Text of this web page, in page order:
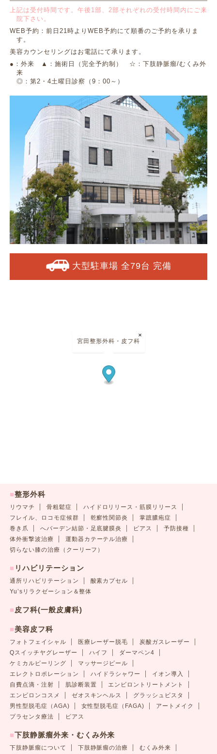
上記は受付時間です。午後1部、2部それぞれの受付時間内にご来
院下さい。
WEB予約：前日21時よりWEB予約にて順番のご予約を承りま
す。
美容カウンセリングはお電話にて承ります。
●：外来 ▲：施術日（完全予約制） ☆：下肢静脈瘤/むくみ外
来
◎：第2・4土曜日診察（9：00～）
大型駐車場 全79台 完備
×
宮田整形外科・皮フ科
■整形外科
リウマチ 骨粗鬆症
ハイドロリリース・筋膜リリース
フレイル、ロコモ症候群
乾癬性関節炎
掌蹠膿疱症
巻き爪
へバーデン結節・足底腱膜炎 ピアス
予防接種
体外衝撃波治療
運動器カテーテル治療
切らない膝の治療（クーリーフ）
■ リハビリテーション
通所リハビリテーション
酸素カプセル
Yu’sリラクゼーション＆整体
■ 皮フ科(一般皮膚科)
■美容皮フ科
フォトフェイシャル 医療レーザー脱毛
炭酸ガスレーザー
Qスイッチヤグレーザー
ハイフ
ダーマペン4
ケミカルピーリング
マッサージピール
エレクトロポレーション
ハイドラシャワー
イオン導入
自費点滴・注射
肌診断装置
エンビロントリートメント
エンビロンコスメ
ゼオスキンヘルス
グラッシュビスタ
男性型脱毛症（AGA)
女性型脱毛症（FAGA)
アートメイク
プラセンタ療法
ピアス
■下肢静脈瘤外来・むくみ外来
下肢静脈瘤について 下肢静脈瘤の治療 むくみ外来